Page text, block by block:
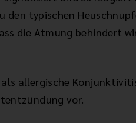
typischen
die Atmung behindert
allergische
vor.